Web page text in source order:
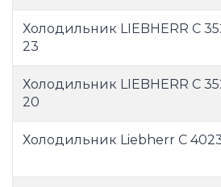
Холодильник LIEBHERR C
23
Холодильник LIEBHERR C
20
Холодильник Liebherr C